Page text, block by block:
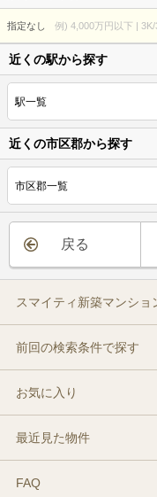
指定なし 例) 4,000万円以下 | 3K/
近くの駅から探す
駅一覧
近くの市区郡から探す
市区郡一覧
戻る
スマイティ新築マンショ
前回の検索条件で探す
お気に入り
最近見た物件
FAQ